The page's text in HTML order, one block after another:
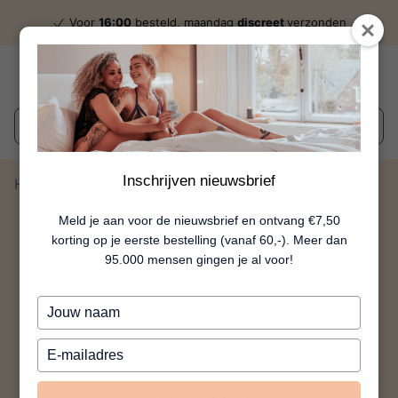
Inschrijven nieuwsbrief
Meld je aan voor de nieuwsbrief en ontvang €7,50
korting op je eerste bestelling (vanaf 60,-). Meer dan
95.000 mensen gingen je al voor!
Typ
je
naam
Typ
je
e-
Voor 16:00 besteld, maandag discreetverzonden
Wat zoek je?
Home Hogtie Set